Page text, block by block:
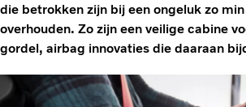
Services
Dealer locator
Nieuws
Over ons
die betrokken zijn bij een ongeluk zo
overhouden. Zo zijn een veilige cabine
gordel, airbag innovaties die daaraan